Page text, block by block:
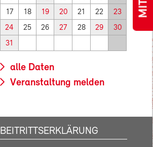
17 18 19 20 21 22 23
24 25 26 27 28 29 30
31
alle Daten
Veranstaltung melden
BEITRITTSERKLÄRUNG